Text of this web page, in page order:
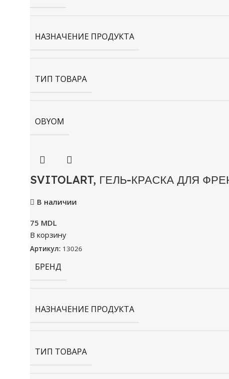
НАЗНАЧЕНИЕ ПРОДУКТА
ТИП ТОВАРА
OBYOM
SVITOLART, ГЕЛЬ-КРАСКА ДЛЯ
В наличии
75 MDL
В корзину
Артикул: 13026
БРЕНД
НАЗНАЧЕНИЕ ПРОДУКТА
ТИП ТОВАРА